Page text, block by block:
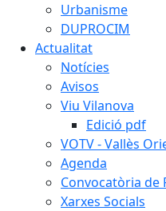
Urbanisme
DUPROCIM
Actualitat
Notícies
Avisos
Viu Vilanova
Edició pdf
VOTV - Vallès
Agenda
Convocatòria de
Xarxes Socials